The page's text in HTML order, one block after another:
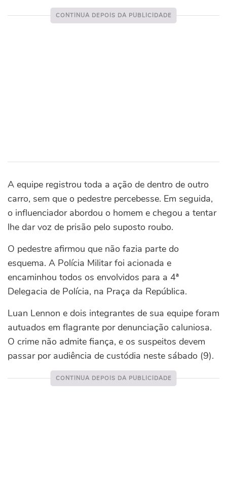
A equipe registrou toda a ação de dentro de outro
carro, sem que o pedestre percebesse. Em seguida,
o influenciador abordou o homem e chegou a tentar
lhe dar voz de prisão pelo suposto roubo.
O pedestre afirmou que não fazia parte do
esquema. A Polícia Militar foi acionada e
encaminhou todos os envolvidos para a 4ª
Delegacia de Polícia, na Praça da República.
Luan Lennon e dois integrantes de sua equipe foram
autuados em flagrante por denunciação caluniosa.
O crime não admite fiança, e os suspeitos devem
passar por audiência de custódia neste sábado (9).